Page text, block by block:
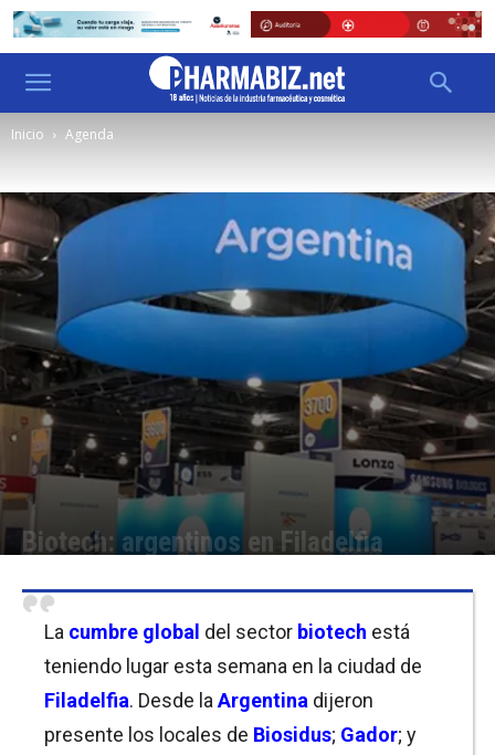
Inicio Agenda
Biotech: argentinos en Filadelfia
La cumbre global del sector biotech está
teniendo lugar esta semana en la ciudad de
Filadelfia. Desde la Argentina dijeron
presente los locales de Biosidus; Gador; y